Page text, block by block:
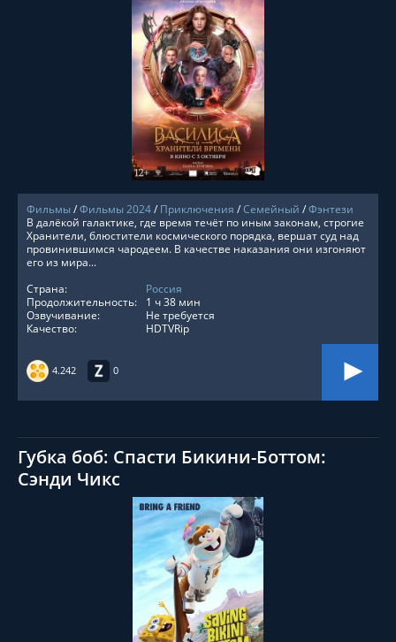
СМОТРЕТЬ ОНЛАЙН
Фильмы/Фильмы 2024/ Приключения /Семейный /Фэнтези
4.242 0
В далёкой галактике, где время течёт по иным законам, строгие
Хранители, блюстители космического порядка, вершат суд над
провинившимся чародеем. В качестве наказания они изгоняют
его из мира...
Страна:
Россия
Продолжительность:
1 ч 38 мин
Озвучивание:
Не требуется
Качество:
HDTVRip
Губка боб: Спасти Бикини-Боттом:
Сэнди Чикс
СМОТРЕТЬ ОНЛАЙН